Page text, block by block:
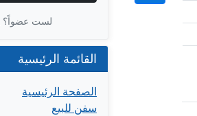
لست عضواً؟
القائمة الرئيسية
الصفحة الرئيسية
سفن للبيع